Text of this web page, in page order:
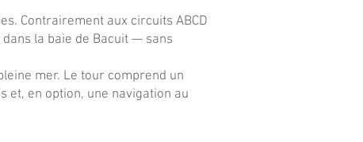
Contrairement aux circuits ABCD
la baie de Bacuit — sans
mer. Le tour comprend un
et, en option, une navigation au